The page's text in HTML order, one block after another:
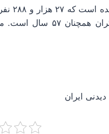
را آقایان تشکیل می‌دهند.
ایران